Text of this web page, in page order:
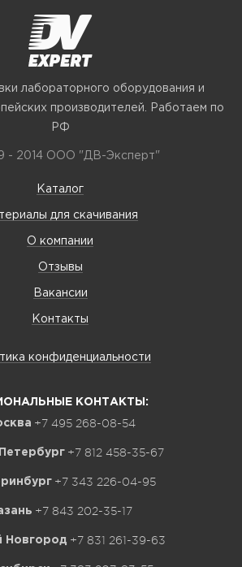
лабораторного оборудования и
производителей. Работаем по
РФ
- 2014 ООО "ДВ-Эксперт"
Каталог
для скачивания
О компании
Отзывы
Вакансии
Контакты
конфиденциальности
КОНТАКТЫ:
+7 495 268-08-54
+7 812 458-35-67
+7 343 226-04-95
+7 843 202-35-17
Новгород +7 831 261-39-63